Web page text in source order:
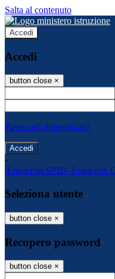
Salta al contenuto
Accedi
Accedi
button close ×
Password dimenticata?
-
Entra con SPID Entra con
Seleziona utente
button close ×
Recupero password
button close ×